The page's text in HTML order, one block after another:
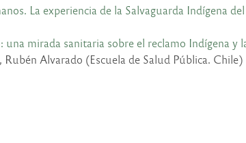
La experiencia de la Salvaguarda Indígena
mirada sanitaria sobre el reclamo Indígena y
Alvarado (Escuela de Salud Pública. Chile)